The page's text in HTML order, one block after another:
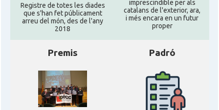
Registre de totes les diades
que s'han fet públicament
arreu del món, des de l'any
2018
imprescindible per als
catalans de l'exterior, ara,
i més encara en un futur
proper
Premis Padró